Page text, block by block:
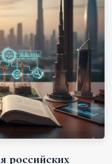
российских